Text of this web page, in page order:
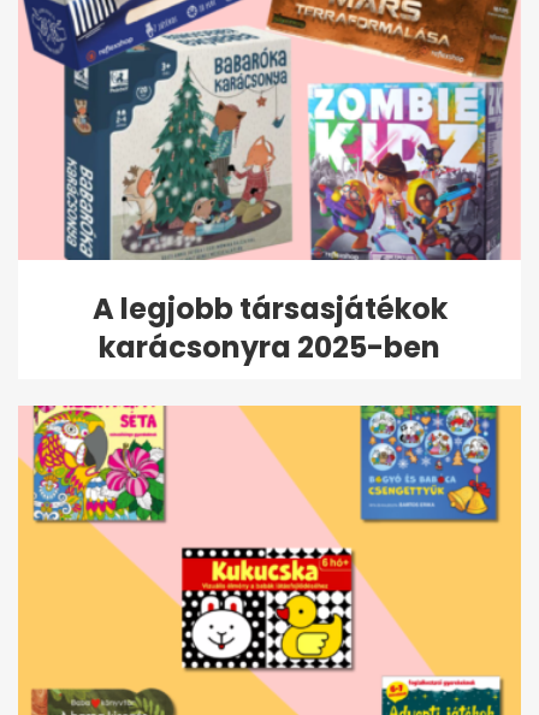
A legjobb társasjátékok
karácsonyra 2025-ben